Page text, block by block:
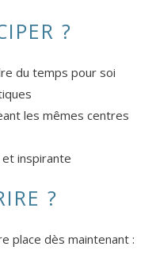
?
du temps pour soi
les mêmes centres
inspirante
?
place dès maintenant :